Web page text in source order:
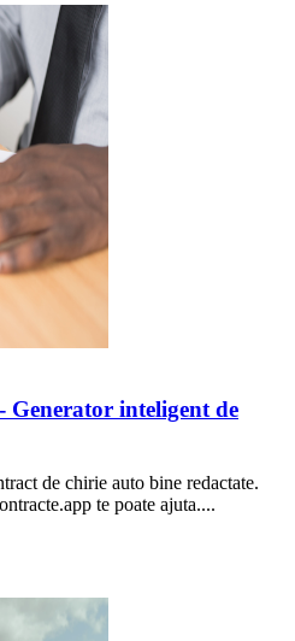
Generator inteligent de
de chirie auto bine redactate.
te poate ajuta....